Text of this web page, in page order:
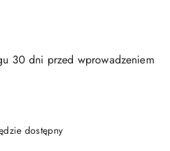
30 dni przed wprowadzeniem
dostępny